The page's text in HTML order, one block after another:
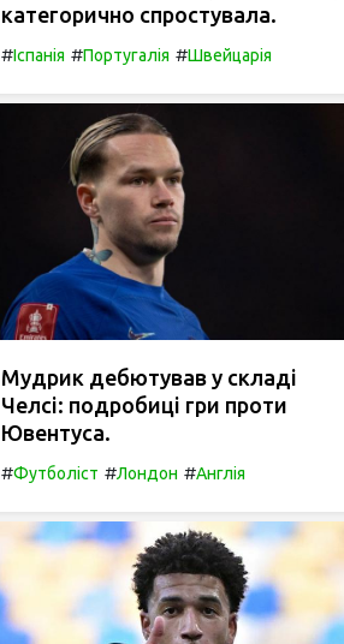
категорично спростувала.
#Іспанія #Португалія #Швейцарія
Мудрик дебютував у складі
Челсі: подробиці гри проти
Ювентуса.
#Футболіст #Лондон #Англія